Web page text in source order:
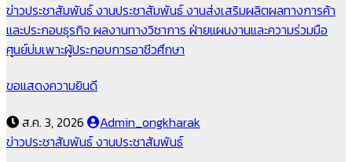
ข่าวประชาสัมพันธ์งานประชาสัมพันธ์งานส่งเสริมผลิตผลทางการค้า
และประกอบธุรกิจ ผลงานทางวิชาการ ฝ่ายแผนงานและความร่วมมือ
ศูนย์บ่มเพาะผู้ประกอบการอาชีวศึกษา
ขอแสดงความยินดี
ส.ค. 3, 2026
Admin_ongkharak
ข่าวประชาสัมพันธ์งานประชาสัมพันธ์